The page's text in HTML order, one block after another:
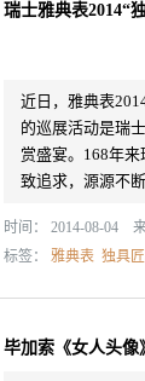
瑞士雅典表2014“
近日，雅典表
的巡展活动是瑞
赏盛宴。168年
致追求，源源不
时间： 2014-08-04 来
标签： 雅典表 独具
毕加索《女人头像